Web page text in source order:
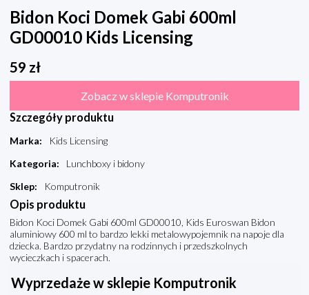
Bidon Koci Domek Gabi 600ml
GD00010 Kids Licensing
59 zł
Zobacz w sklepie Komputronik
Szczegóły produktu
Marka:
Kids Licensing
Kategoria:
Lunchboxy i bidony
Sklep: Komputronik
Opis produktu
Bidon Koci Domek Gabi 600ml GD00010, Kids Euroswan Bidon
aluminiowy 600 ml to bardzo lekki metalowypojemnik na napoje dla
dziecka. Bardzo przydatny na rodzinnych i przedszkolnych
wycieczkach i spacerach.
Wyprzedaże w sklepie Komputronik